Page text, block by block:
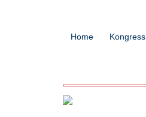
Home Kongress